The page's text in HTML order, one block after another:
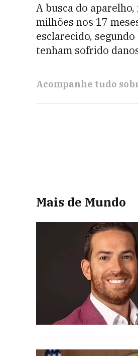
A busca do
milhões nos 17
esclarecido,
tenham sofrido
Acompanhe tudo
Mais de Mundo